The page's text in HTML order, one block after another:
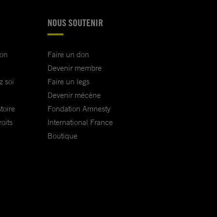
soi
NOUS SOUTENIR
Faire un don
Devenir membre
Faire un legs
Devenir mécène
Fondation Amnesty
International France
Boutique